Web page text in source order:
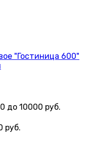
"Гостиница 600"